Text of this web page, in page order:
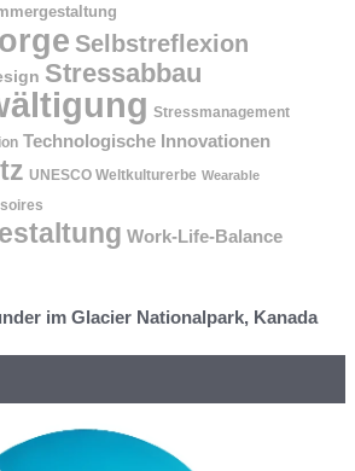
Selbstreflexion
Stressabbau
Stressmanagement
Technologische Innovationen
UNESCO Weltkulturerbe Wearable
Work-Life-Balance
im Glacier Nationalpark, Kanada